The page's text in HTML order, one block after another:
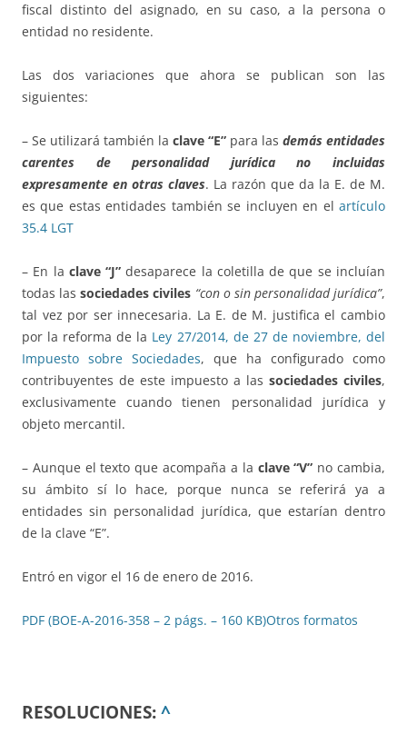
fiscal distinto del asignado, en su caso, a la persona o
entidad no residente.
Las dos variaciones que ahora se publican son las
siguientes:
– Se utilizará también la clave “E” para las demás entidades
carentes de personalidad jurídica no incluidas
expresamente en otras claves. La razón que da la E. de M.
es que estas entidades también se incluyen en el artículo
35.4 LGT
– En la clave “J” desaparece la coletilla de que se incluían
todas lassociedades civiles “con o sin personalidad jurídica”,
tal vez por ser innecesaria. La E. de M. justifica el cambio
por la reforma de la Ley 27/2014, de 27 de noviembre, del
Impuesto sobre Sociedades, que ha configurado como
contribuyentes de este impuesto a las sociedades civiles,
exclusivamente cuando tienen personalidad jurídica y
objeto mercantil.
– Aunque el texto que acompaña a la clave “V” no cambia,
su ámbito sí lo hace, porque nunca se referirá ya a
entidades sin personalidad jurídica, que estarían dentro
de la clave “E”.
Entró en vigor el 16 de enero de 2016.
PDF (BOE-A-2016-358 – 2 págs. – 160 KB)Otros formatos
RESOLUCIONES: ^